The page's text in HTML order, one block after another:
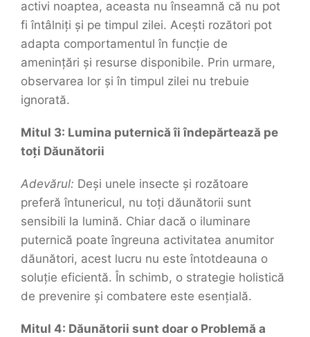
activi noaptea, aceasta nu înseamnă că nu pot
fi întâlniți și pe timpul zilei. Acești rozători pot
adapta comportamentul în funcție de
amenințări și resurse disponibile. Prin urmare,
observarea lor și în timpul zilei nu trebuie
ignorată.
Mitul 3: Lumina puternică îi îndepărtează pe
toți Dăunătorii
Adevărul: Deși unele insecte și rozătoare
preferă întunericul, nu toți dăunătorii sunt
sensibili la lumină. Chiar dacă o iluminare
puternică poate îngreuna activitatea anumitor
dăunători, acest lucru nu este întotdeauna o
soluție eficientă. În schimb, o strategie holistică
de prevenire și combatere este esențială.
Mitul 4: Dăunătorii sunt doar o Problemă a